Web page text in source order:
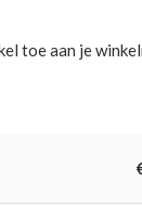
toe aan je